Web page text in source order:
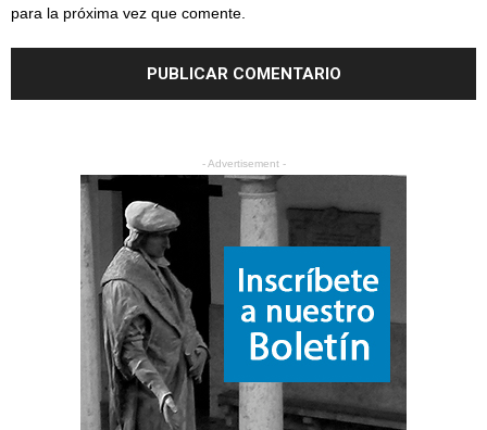
para la próxima vez que comente.
- Advertisement -